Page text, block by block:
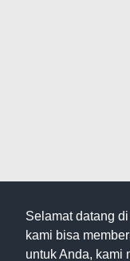
Selamat datang
kami bisa
untuk Anda, kami